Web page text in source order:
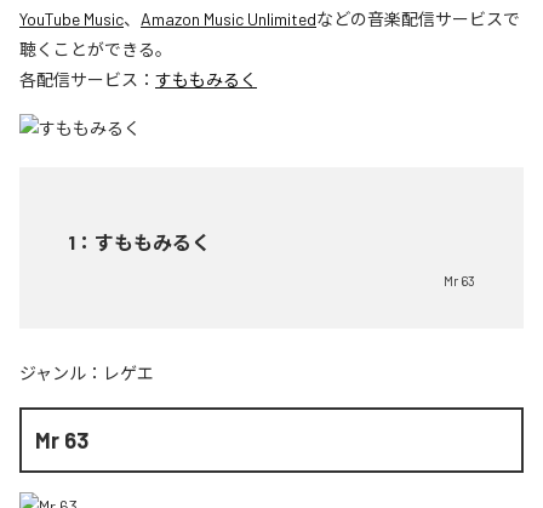
YouTube Music、 Amazon Music Unlimitedなどの音楽配信サービスで
聴くことができる。
各配信サービス： すももみるく
1 ： すももみるく
Mr 63
ジャンル： レゲエ
Mr 63